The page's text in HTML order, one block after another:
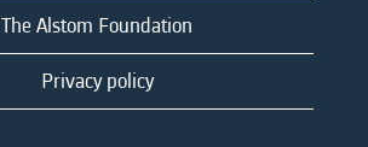
The Alstom Foundation
Privacy policy